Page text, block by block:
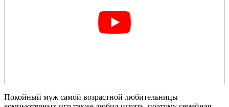
Покойный муж самой возрастной любительницы